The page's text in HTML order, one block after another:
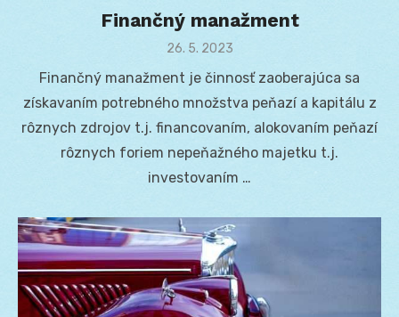
Finančný manažment
Posted
26. 5. 2023
Finančný manažment je činnosť zaoberajúca sa
získavaním potrebného množstva peňazí a kapitálu z
rôznych zdrojov t.j. financovaním, alokovaním peňazí
rôznych foriem nepeňažného majetku t.j.
investovaním …